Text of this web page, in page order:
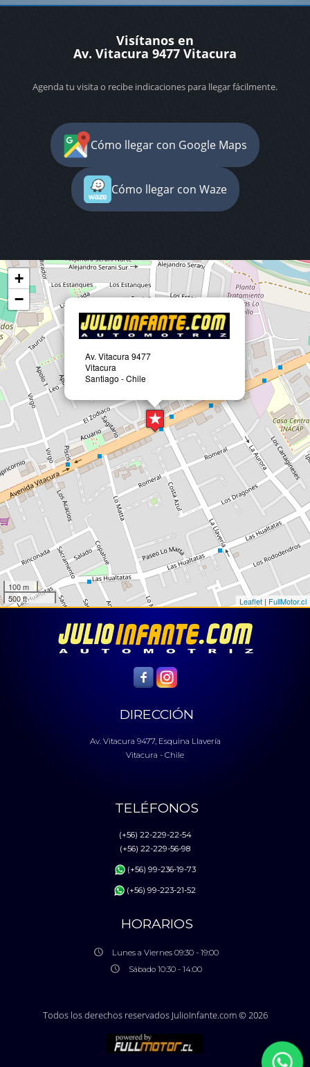
Visítanos en
Av. Vitacura 9477 Vitacura
Agenda tu visita o recibe indicaciones para llegar fácilmente.
Cómo llegar con Google Maps
Cómo llegar con Waze
Av. Vitacura 9477
Vitacura
Santiago - Chile
+
−
100 m
500 ft
Leaflet | FullMotor.cl
DIRECCIÓN
Av. Vitacura 9477, Esquina Llavería
Vitacura - Chile
TELÉFONOS
(+56) 22-229-22-54
(+56) 22-229-56-98
(+56) 99-236-19-73
(+56) 99-223-21-52
HORARIOS
Lunes a Viernes 09:30 - 19:00
Sábado 10:30 - 14:00
Todos los derechos reservados JulioInfante.com © 2026